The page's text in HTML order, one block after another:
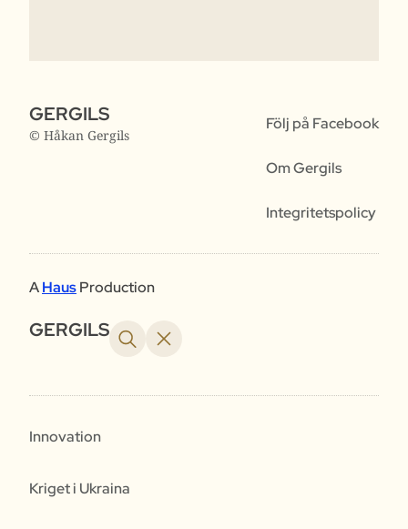
GERGILS
© Håkan Gergils
Följ på Facebook
Om Gergils
Integritetspolicy
AHausProduction
GERGILS
Innovation
Kriget i Ukraina